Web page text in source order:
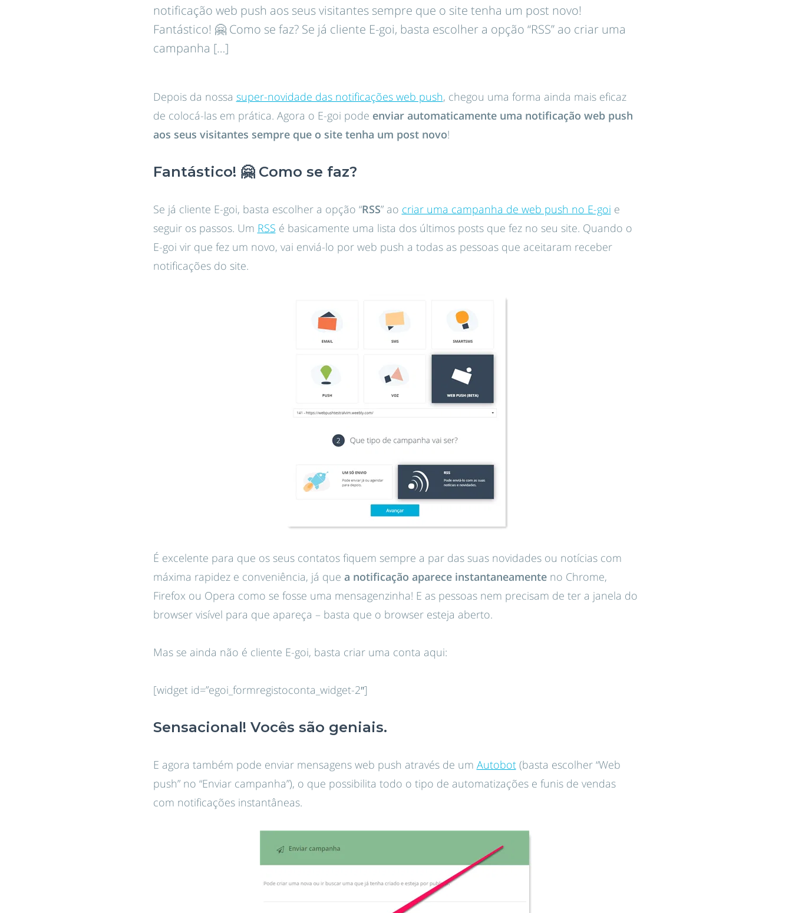
notificação web push aos seus visitantes sempre que o site tenha um post novo!
Fantástico! 🤗 Como se faz? Se já cliente E-goi, basta escolher a opção “RSS” ao criar uma
campanha […]
Depois da nossa super-novidade das notificações web push, chegou uma forma ainda mais eficaz
de colocá-las em prática. Agora o E-goi pode enviar automaticamente uma notificação web push
aos seus visitantes sempre que o site tenha um post novo!
Fantástico! 🤗 Como se faz?
Se já cliente E-goi, basta escolher a opção “RSS” ao criar uma campanha de web push no E-goi e
seguir os passos. Um RSS é basicamente uma lista dos últimos posts que fez no seu site. Quando o
E-goi vir que fez um novo, vai enviá-lo por web push a todas as pessoas que aceitaram receber
notificações do site.
É excelente para que os seus contatos fiquem sempre a par das suas novidades ou notícias com
máxima rapidez e conveniência, já que a notificação aparece instantaneamenteno Chrome,
Firefox ou Opera como se fosse uma mensagenzinha! E as pessoas nem precisam de ter a janela do
browser visível para que apareça – basta que o browser esteja aberto.
Mas se ainda não é cliente E-goi, basta criar uma conta aqui:
[widget id=”egoi_formregistoconta_widget-2″]
Sensacional! Vocês são geniais.
E agora também pode enviar mensagens web push através de um Autobot(basta escolher “Web
push” no “Enviar campanha”), o que possibilita todo o tipo de automatizações e funis de vendas
com notificações instantâneas.